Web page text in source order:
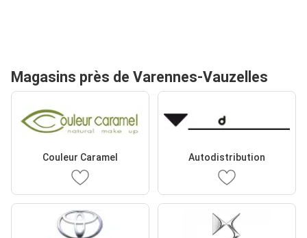
Magasins près de Varennes-Vauzelles
Couleur Caramel Autodistribution